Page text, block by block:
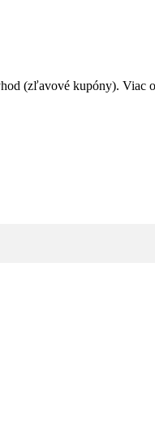
(zľavové kupóny). Viac